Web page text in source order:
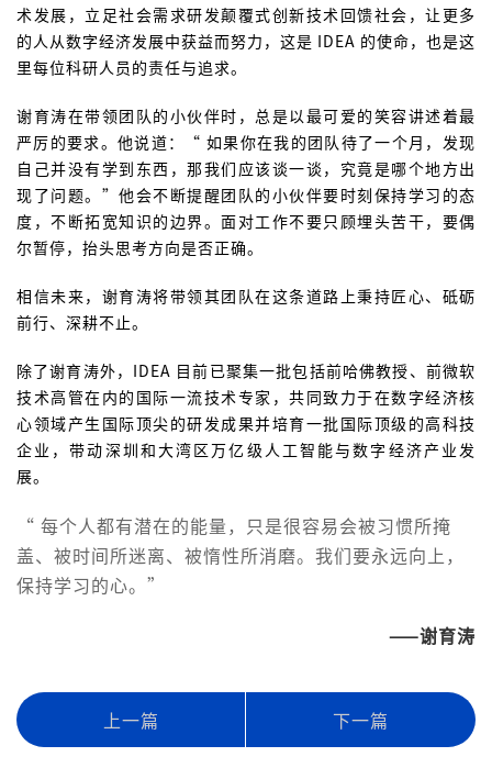
术发展，立足社会需求研发颠覆式创新技术回馈社会，让更多
的人从数字经济发展中获益而努力，这是 IDEA 的使命，也是这
里每位科研人员的责任与追求。
谢育涛在带领团队的小伙伴时，总是以最可爱的笑容讲述着最
严厉的要求。他说道：“ 如果你在我的团队待了一个月，发现
自己并没有学到东西，那我们应该谈一谈，究竟是哪个地方出
现了问题。”他会不断提醒团队的小伙伴要时刻保持学习的态
度，不断拓宽知识的边界。面对工作不要只顾埋头苦干，要偶
尔暂停，抬头思考方向是否正确。
相信未来，谢育涛将带领其团队在这条道路上秉持匠心、砥砺
前行、深耕不止。
除了谢育涛外，IDEA 目前已聚集一批包括前哈佛教授、前微软
技术高管在内的国际一流技术专家，共同致力于在数字经济核
心领域产生国际顶尖的研发成果并培育一批国际顶级的高科技
企业，带动深圳和大湾区万亿级人工智能与数字经济产业发
展。
“ 每个人都有潜在的能量，只是很容易会被习惯所掩
盖、被时间所迷离、被惰性所消磨。我们要永远向上，
保持学习的心。”
——谢育涛
上一篇 下一篇